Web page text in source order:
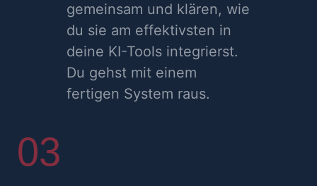
gemeinsam und klären, wie
du sie am effektivsten in
deine KI-Tools integrierst.
Du gehst mit einem
fertigen System raus.
03